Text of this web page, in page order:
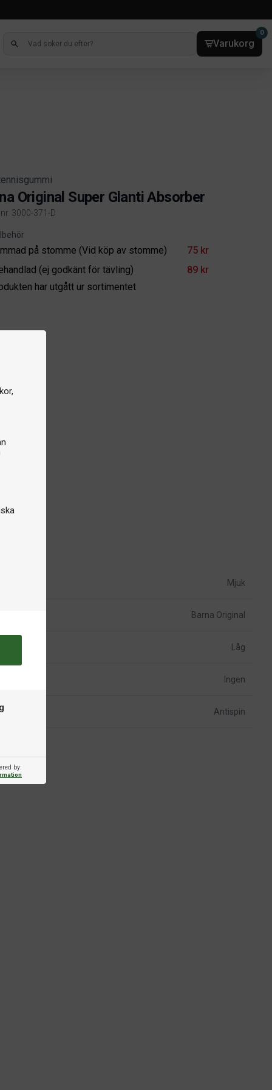
by:
Varukorg
0
Original Super Glanti Absorber
3000-371-D
information
på stomme (Vid köp av stomme)
75 kr
(ej godkänt för tävling)
89 kr
har utgått ur sortimentet
Mjuk
Barna Original
Låg
Ingen
Antispin